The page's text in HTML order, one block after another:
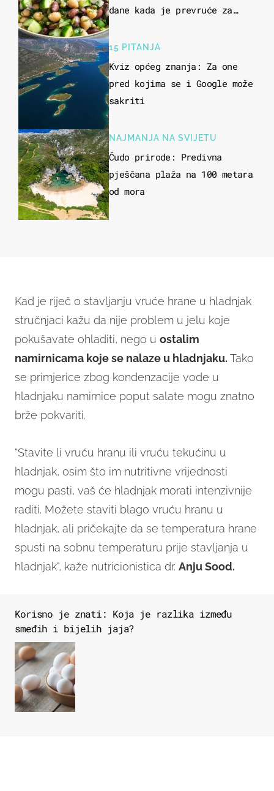
dane kada je prevruće za
15 PITANJA
Kviz općeg znanja: Za one
pred kojima se i Google može
sakriti
NAJMANJA NA SVIJETU
Čudo prirode: Predivna
pješčana plaža na 100 metara
od mora
Kad je riječ o stavljanju vruće hrane u hladnjak
stručnjaci kažu da nije problem u jelu koje
pokušavate ohladiti, nego u ostalim
namirnicama koje se nalaze u hladnjaku. Tako
se primjerice zbog kondenzacije vode u
hladnjaku namirnice poput salate mogu znatno
brže pokvariti.
"Stavite li vruću hranu ili vruću tekućinu u
hladnjak, osim što im nutritivne vrijednosti
mogu pasti, vaš će hladnjak morati intenzivnije
raditi. Možete staviti blago vruću hranu u
hladnjak, ali pričekajte da se temperatura hrane
spusti na sobnu temperaturu prije stavljanja u
hladnjak", kaže nutricionistica dr. Anju Sood.
Korisno je znati: Koja je razlika između
smeđih i bijelih jaja?